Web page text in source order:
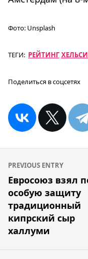
Фото: Unsplash
ТЕГИ: РЕЙТИНГ
Поделиться в соцсетях
Навигация
по
записям
PREVIOUS ENTRY
Евросоюз взял
особую защиту
традиционный
кипрский сыр
халлуми